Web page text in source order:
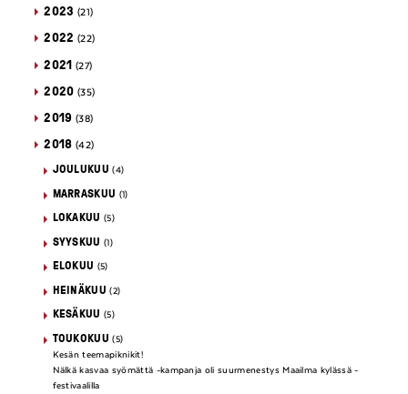
2023 (21)
2022 (22)
2021 (27)
2020 (35)
2019 (38)
2018 (42)
JOULUKUU (4)
MARRASKUU (1)
LOKAKUU (5)
SYYSKUU (1)
ELOKUU (5)
HEINÄKUU (2)
KESÄKUU (5)
TOUKOKUU (5)
Kesän teemapiknikit!
Nälkä kasvaa syömättä -kampanja oli suurmenestys Maailma kylässä -
festivaalilla